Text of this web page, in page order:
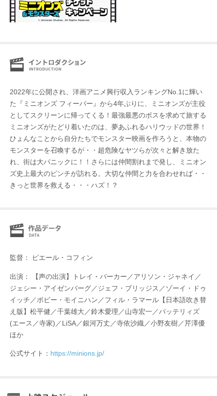
2022年に公開され、洋画アニメ興行収入ランキングNo.1に輝い
た『ミニオンズ フィーバー』から4年ぶりに、ミニオンズが主役
としてスクリーンに帰ってくる！最強最悪のボスを求めて旅する
ミニオンズがたどり着いたのは、夢あふれるハリウッドの世界！
ひょんなことから自分たちでモンスター映画を作ろうと、本物の
モンスターを召喚するが・・超危険なヤツらが次々と解き放た
れ、街は大パニックに！！さらには仲間割れまで発し、ミニオン
ズ史上最大のピンチが訪れる。大切な仲間と力を合わせれば・・
きっと世界を救える・・・ハズ！？
監督： ピエール・コフィン
出演： 【声の出演】トレイ・パーカー／アリソン・ジャネイ／
ジェシー・アイゼンバーグ／ジェフ・ブリッジス／ゾーイ・ドゥ
イッチ／ボビー・モイニハン／フィル・ラマール【日本語吹き替
え版】松平健／千葉雄大／鈴木愛理／山寺宏一／バッテリィズ
(エース／寺家)／LiSA／銀河万丈／寺依沙織／小野友樹／芹澤優
ほか
公式サイト： https://minions.jp/